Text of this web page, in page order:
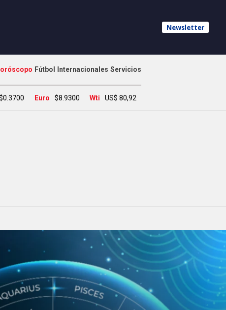
Newsletter
Fútbol Internacionales Servicios
Euro $8.9300 Wti US$ 80,92